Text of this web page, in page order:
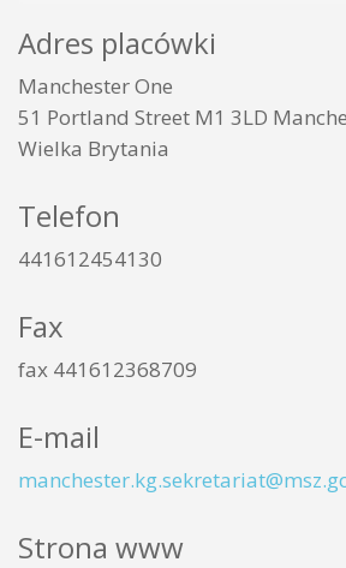
Adres placówki
Manchester One
51 Portland Street M1 3LD
Wielka Brytania
Telefon
441612454130
Fax
fax 441612368709
E-mail
Strona www